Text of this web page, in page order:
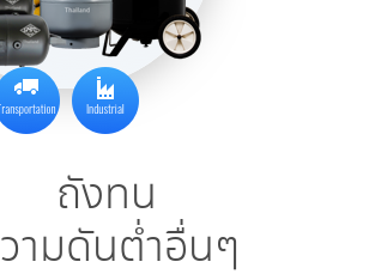
ถังทน
ามดันต่ำอื่นๆ